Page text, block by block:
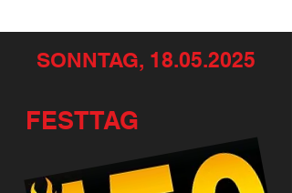
SONNTAG, 18.05.2025
FESTTAG